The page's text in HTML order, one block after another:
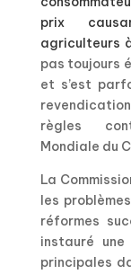
prix
agriculteurs
pas toujours
et s’est
règles
Mondiale du
La
les
réformes
instauré
principales